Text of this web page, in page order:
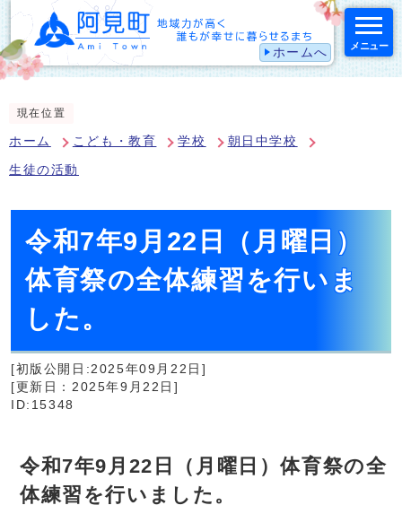
ホームへ メニュー
現在位置
ホーム こども・教育 学校 朝日中学校
生徒の活動
令和7年9月22日（月曜日）
体育祭の全体練習を行いま
した。
[初版公開日:2025年09月22日]
[更新日：2025年9月22日]
ID:15348
令和7年9月22日（月曜日）体育祭の全
体練習を行いました。